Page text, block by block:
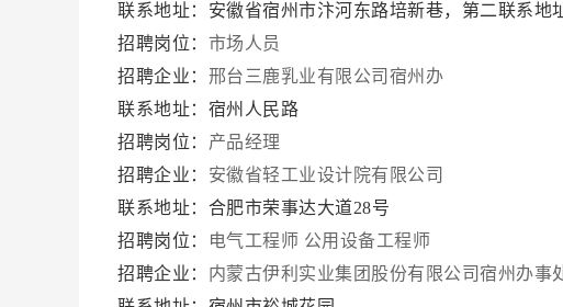
联系地址：安徽省宿州市汴河东路培新巷，第二联系地
招聘岗位： 市场人员
招聘企业： 邢台三鹿乳业有限公司宿州办
联系地址：宿州人民路
招聘岗位： 产品经理
招聘企业： 安徽省轻工业设计院有限公司
联系地址：合肥市荣事达大道28号
招聘岗位：
电气工程师 公用设备工程师
招聘企业： 内蒙古伊利实业集团股份有限公司宿州办事